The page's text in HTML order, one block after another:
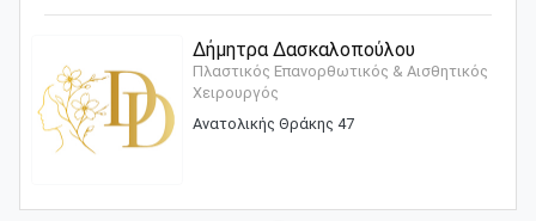
Δήμητρα Δασκαλοπούλου
Πλαστικός Επανορθωτικός & Αισθητικός
Χειρουργός
Ανατολικής Θράκης 47